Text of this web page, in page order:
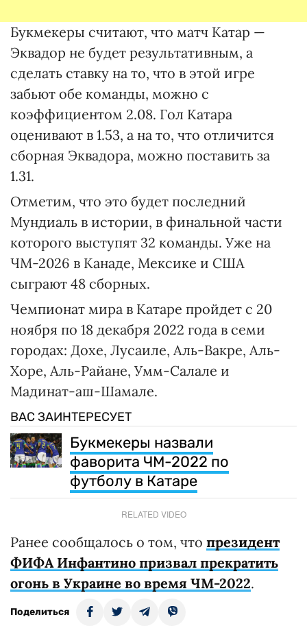
Букмекеры считают, что матч Катар —
Эквадор не будет результативным, а
сделать ставку на то, что в этой игре
забьют обе команды, можно с
коэффициентом 2.08. Гол Катара
оценивают в 1.53, а на то, что отличится
сборная Эквадора, можно поставить за
1.31.
Отметим, что это будет последний
Мундиаль в истории, в финальной части
которого выступят 32 команды. Уже на
ЧМ-2026 в Канаде, Мексике и США
сыграют 48 сборных.
Чемпионат мира в Катаре пройдет с 20
ноября по 18 декабря 2022 года в семи
городах: Дохе, Лусаиле, Аль-Вакре, Аль-
Хоре, Аль-Райане, Умм-Салале и
Мадинат-аш-Шамале.
ВАС ЗАИНТЕРЕСУЕТ
Букмекеры назвали
фаворита ЧМ-2022 по
футболу в Катаре
RELATED VIDEO
Ранее сообщалось о том, что президент
ФИФА Инфантино призвал прекратить
огонь в Украине во время ЧМ-2022.
Поделиться